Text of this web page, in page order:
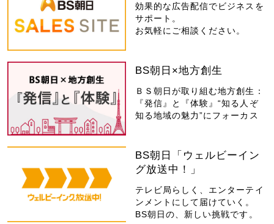
効果的な広告配信でビジネスを
サポート。
お気軽にご相談ください。
BS朝日×地方創生
ＢＳ朝日が取り組む地方創生：
『発信』と『体験』“知る人ぞ
知る地域の魅力”にフォーカス
BS朝日「ウェルビーイン
グ放送中！」
テレビ局らしく、エンターテイ
ンメントにして届けていく。
BS朝日の、新しい挑戦です。